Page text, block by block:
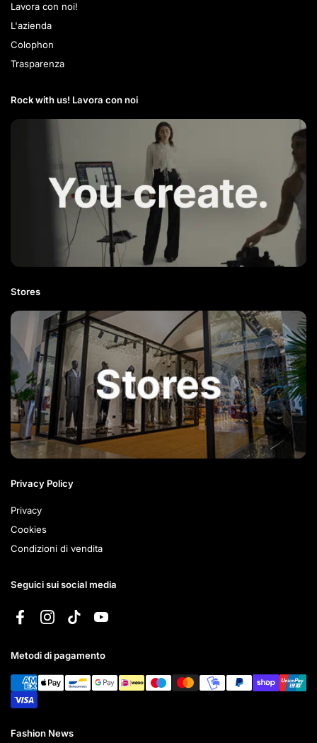
Lavora con noi!
L'azienda
Colophon
Trasparenza
Rock with us! Lavora con noi​
Stores
Privacy Policy
Privacy
Cookies
Condizioni di vendita
Seguici sui social media
FacebookInstagramTikTokYouTube
Metodi di pagamento
Fashion News